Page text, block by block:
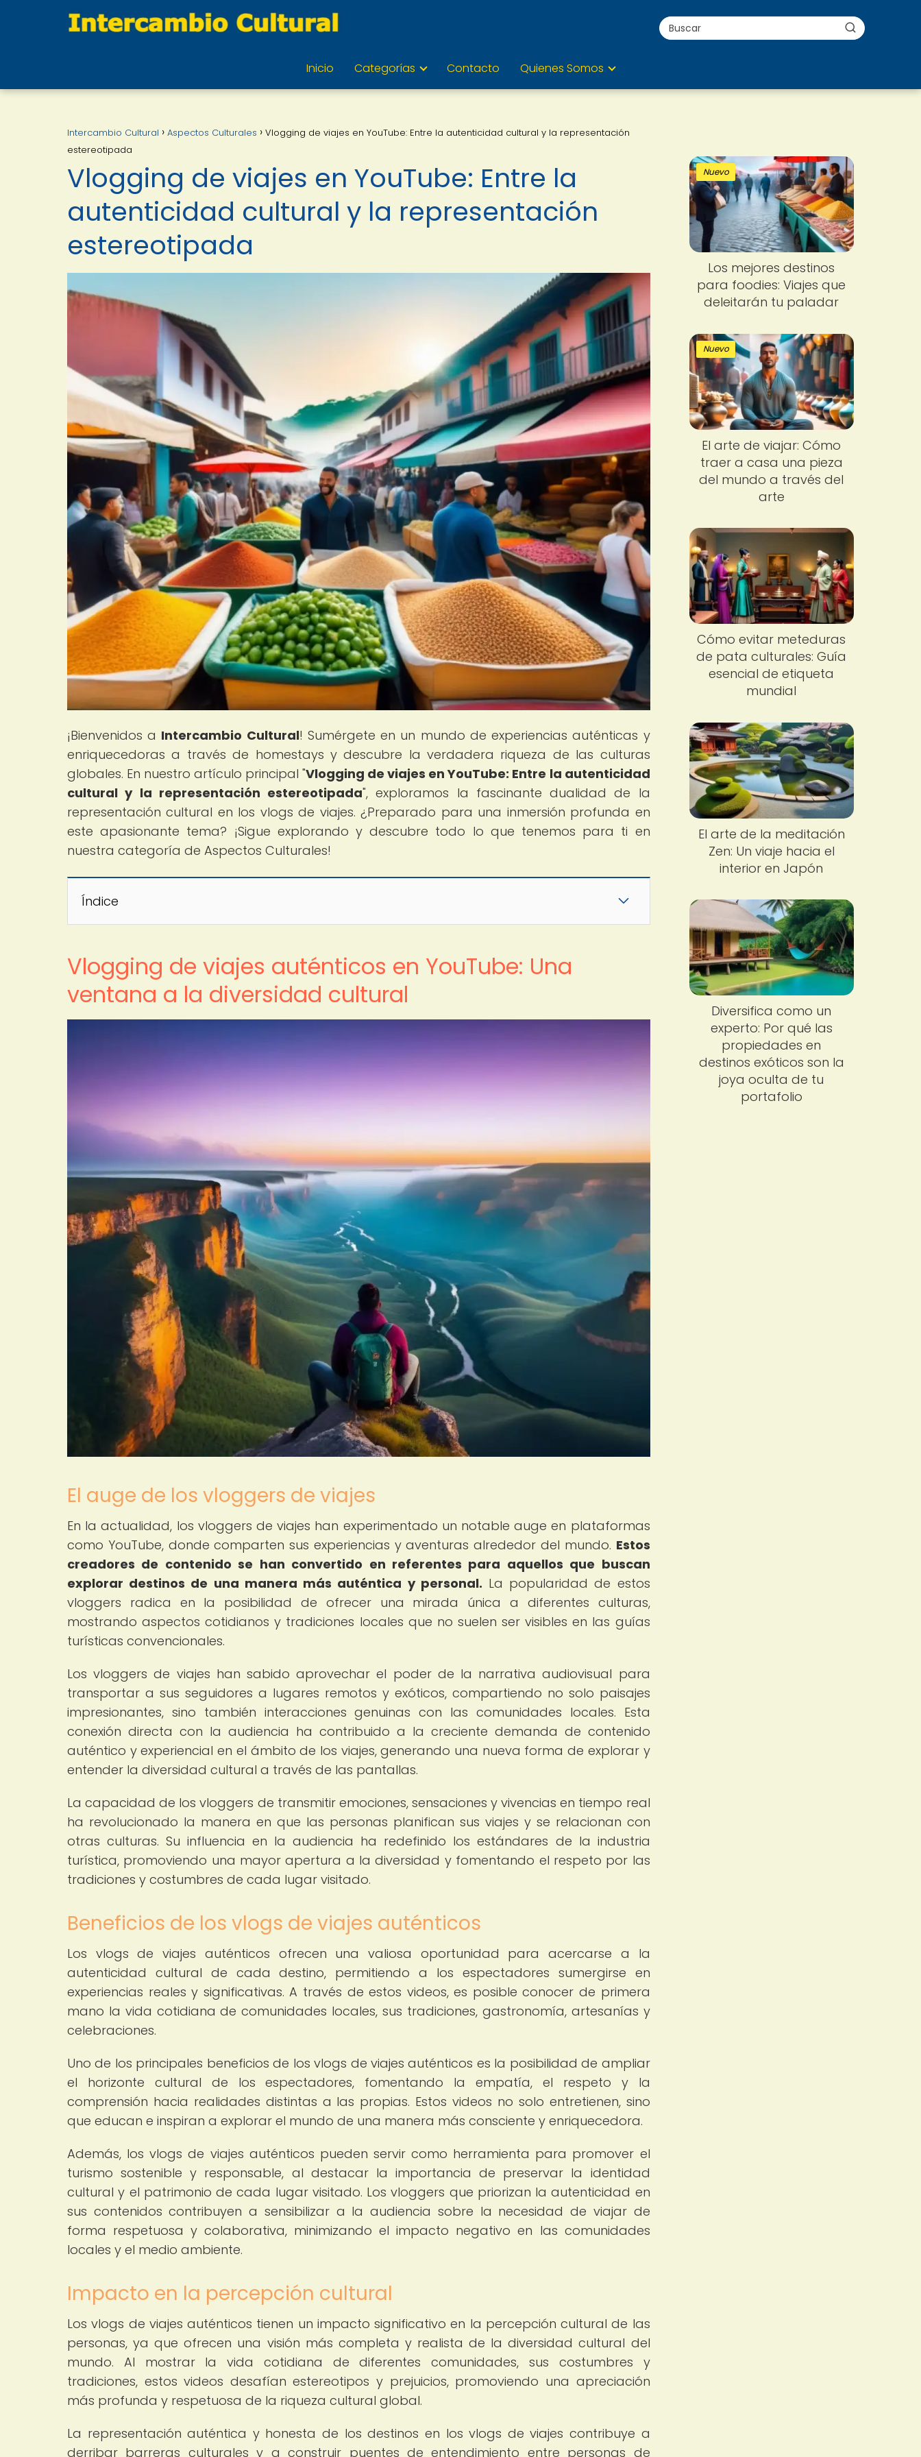
Inicio Categorías Contacto Quienes Somos
Intercambio Cultural Aspectos Culturales
Vlogging de viajes en YouTube: Entre la autenticidad cultural y la representación
estereotipada
Vlogging de viajes en YouTube: Entre la
autenticidad cultural y la representación
estereotipada
¡Bienvenidos a Intercambio Cultural! Sumérgete en un mundo de experiencias auténticas y
enriquecedoras a través de homestays y descubre la verdadera riqueza de las culturas
globales. En nuestro artículo principal "Vlogging de viajes en YouTube: Entre la autenticidad
cultural y la representación estereotipada", exploramos la fascinante dualidad de la
representación cultural en los vlogs de viajes. ¿Preparado para una inmersión profunda en
este apasionante tema? ¡Sigue explorando y descubre todo lo que tenemos para ti en
nuestra categoría de Aspectos Culturales!
Índice
Vlogging de viajes auténticos en YouTube: Una
ventana a la diversidad cultural
El auge de los vloggers de viajes
En la actualidad, los vloggers de viajes han experimentado un notable auge en plataformas
como YouTube, donde comparten sus experiencias y aventuras alrededor del mundo. Estos
creadores de contenido se han convertido en referentes para aquellos que buscan
explorar destinos de una manera más auténtica y personal. La popularidad de estos
vloggers radica en la posibilidad de ofrecer una mirada única a diferentes culturas,
mostrando aspectos cotidianos y tradiciones locales que no suelen ser visibles en las guías
turísticas convencionales.
Los vloggers de viajes han sabido aprovechar el poder de la narrativa audiovisual para
transportar a sus seguidores a lugares remotos y exóticos, compartiendo no solo paisajes
impresionantes, sino también interacciones genuinas con las comunidades locales. Esta
conexión directa con la audiencia ha contribuido a la creciente demanda de contenido
auténtico y experiencial en el ámbito de los viajes, generando una nueva forma de explorar y
entender la diversidad cultural a través de las pantallas.
La capacidad de los vloggers de transmitir emociones, sensaciones y vivencias en tiempo real
ha revolucionado la manera en que las personas planifican sus viajes y se relacionan con
otras culturas. Su influencia en la audiencia ha redefinido los estándares de la industria
turística, promoviendo una mayor apertura a la diversidad y fomentando el respeto por las
tradiciones y costumbres de cada lugar visitado.
Beneficios de los vlogs de viajes auténticos
Los vlogs de viajes auténticos ofrecen una valiosa oportunidad para acercarse a la
autenticidad cultural de cada destino, permitiendo a los espectadores sumergirse en
experiencias reales y significativas. A través de estos videos, es posible conocer de primera
mano la vida cotidiana de comunidades locales, sus tradiciones, gastronomía, artesanías y
celebraciones.
Uno de los principales beneficios de los vlogs de viajes auténticos es la posibilidad de ampliar
el horizonte cultural de los espectadores, fomentando la empatía, el respeto y la
comprensión hacia realidades distintas a las propias. Estos videos no solo entretienen, sino
que educan e inspiran a explorar el mundo de una manera más consciente y enriquecedora.
Además, los vlogs de viajes auténticos pueden servir como herramienta para promover el
turismo sostenible y responsable, al destacar la importancia de preservar la identidad
cultural y el patrimonio de cada lugar visitado. Los vloggers que priorizan la autenticidad en
sus contenidos contribuyen a sensibilizar a la audiencia sobre la necesidad de viajar de
forma respetuosa y colaborativa, minimizando el impacto negativo en las comunidades
locales y el medio ambiente.
Impacto en la percepción cultural
Los vlogs de viajes auténticos tienen un impacto significativo en la percepción cultural de las
personas, ya que ofrecen una visión más completa y realista de la diversidad cultural del
mundo. Al mostrar la vida cotidiana de diferentes comunidades, sus costumbres y
tradiciones, estos videos desafían estereotipos y prejuicios, promoviendo una apreciación
más profunda y respetuosa de la riqueza cultural global.
La representación auténtica y honesta de los destinos en los vlogs de viajes contribuye a
derribar barreras culturales y a construir puentes de entendimiento entre personas de
Nuevo
Los mejores destinos
para foodies: Viajes que
deleitarán tu paladar
Nuevo
El arte de viajar: Cómo
traer a casa una pieza
del mundo a través del
arte
Cómo evitar meteduras
de pata culturales: Guía
esencial de etiqueta
mundial
El arte de la meditación
Zen: Un viaje hacia el
interior en Japón
Diversifica como un
experto: Por qué las
propiedades en
destinos exóticos son la
joya oculta de tu
portafolio